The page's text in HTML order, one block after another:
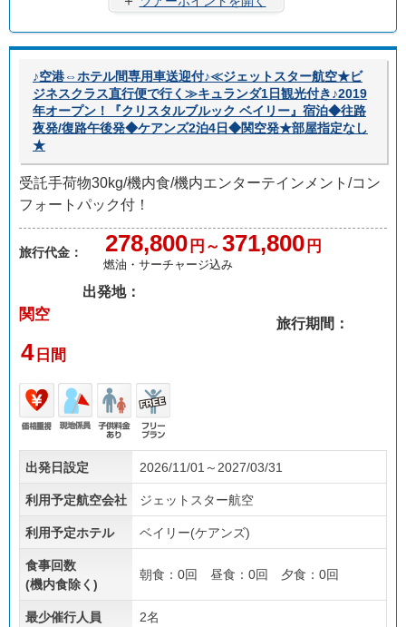
♪空港⇔ホテル間専用車送迎付♪≪ジェットスター航空★ビ
ジネスクラス直行便で行く≫キュランダ1日観光付き♪2019
年オープン！『クリスタルブルック ベイリー』宿泊◆往路
夜発/復路午後発◆ケアンズ2泊4日◆関空発★部屋指定なし
★
受託手荷物30kg/機内食/機内エンターテインメント/コン
フォートパック付！
旅行代金： 278,800 円～ 371,800 円
燃油・サーチャージ込み
出発地：
関空
旅行期間：
4 日間
価格
重視
現地
係員
子供
あり
フリ
ープ
ラン
出発日設定 2026/11/01～2027/03/31
利用予定航空会社 ジェットスター航空
利用予定ホテル ベイリー(ケアンズ)
食事回数
(機内食除く)
朝食：0回 昼食：0回 夕食：0回
最少催行人員 2名